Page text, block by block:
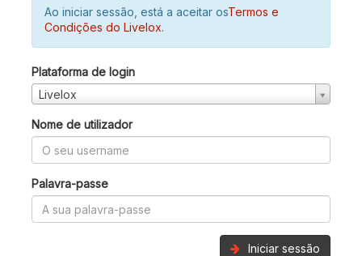
Ao iniciar sessão, está a aceitar osTermos e
Condições do Livelox.
Plataforma de login
Livelox
Nome de utilizador
Palavra-passe
Iniciar sessão